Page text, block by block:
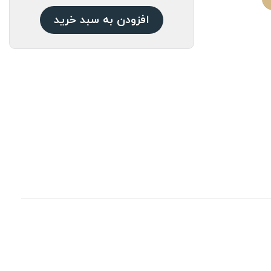
افزودن به سبد خرید